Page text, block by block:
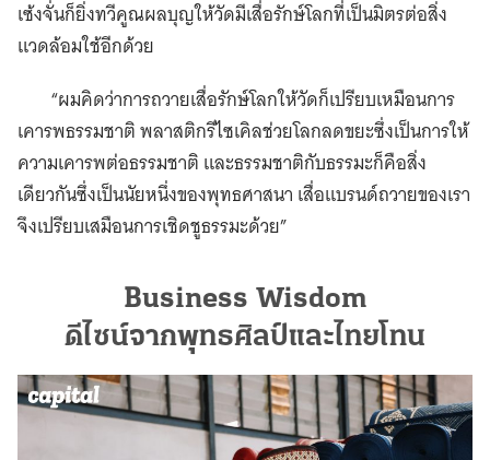
เซ้งจั่นก็ยิ่งทวีคูณผลบุญให้วัดมีเสื่อรักษ์โลกที่เป็นมิตรต่อสิ่ง
แวดล้อมใช้อีกด้วย
“ผมคิดว่าการถวายเสื่อรักษ์โลกให้วัดก็เปรียบเหมือนการ
เคารพธรรมชาติ พลาสติกรีไซเคิลช่วยโลกลดขยะซึ่งเป็นการให้
ความเคารพต่อธรรมชาติ และธรรมชาติกับธรรมะก็คือสิ่ง
เดียวกันซึ่งเป็นนัยหนึ่งของพุทธศาสนา เสื่อแบรนด์ถวายของเรา
จึงเปรียบเสมือนการเชิดชูธรรมะด้วย”
Business Wisdom
ดีไซน์จากพุทธศิลป์และไทยโทน